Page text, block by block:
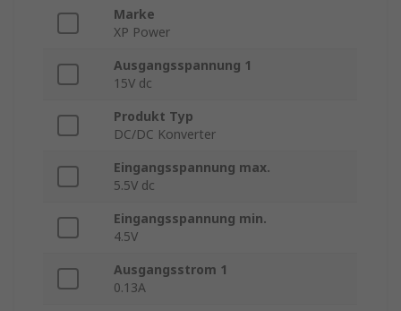
Marke
XP Power
Ausgangsspannung 1
15V dc
Produkt Typ
DC/DC Konverter
Eingangsspannung max.
5.5V dc
Eingangsspannung min.
4.5V
Ausgangsstrom 1
0.13A